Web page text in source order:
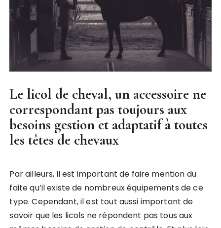
Le licol de cheval, un accessoire ne
correspondant pas toujours aux
besoins gestion et adaptatif à toutes
les têtes de chevaux
Par ailleurs, il est important de faire mention du
faite qu’il existe de nombreux équipements de ce
type. Cependant, il est tout aussi important de
savoir que les licols ne répondent pas tous aux